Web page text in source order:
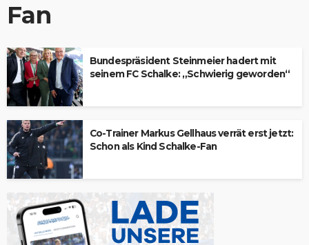
Fan
Bundespräsident Steinmeier hadert mit
seinem FC Schalke: „Schwierig geworden“
Co-Trainer Markus Gellhaus verrät erst jetzt:
Schon als Kind Schalke-Fan